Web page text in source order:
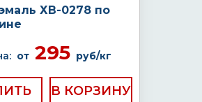
ХВ-0278 по
от295 руб/кг